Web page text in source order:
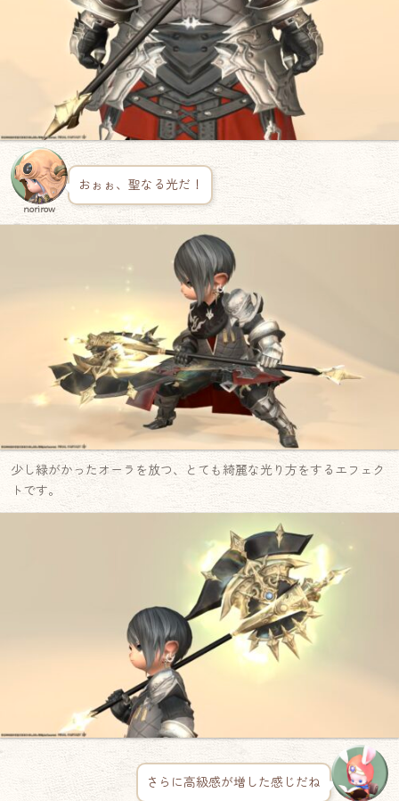
norirow
おぉぉ、聖なる光だ！
少し緑がかったオーラを放つ、とても綺麗な光り方をするエフェク
トです。
さらに高級感が増した感じだね